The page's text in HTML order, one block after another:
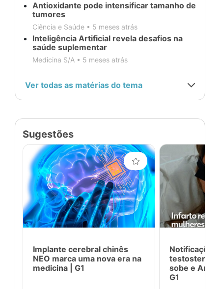
Antioxidante pode intensificar tamanho de
tumores
Ciência e Saúde • 5 meses atrás
Inteligência Artificial revela desafios na
saúde suplementar
Medicina S/A • 5 meses atrás
Ver todas as matérias do tema
Sugestões
Implante cerebral chinês
NEO marca uma nova era na
medicina | G1
Notificações
sobe e
G1